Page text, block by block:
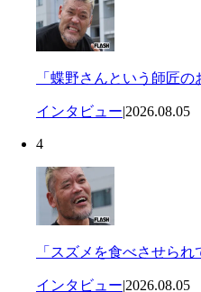
「蝶野さんという師匠
インタビュー|2026.08.05
4
「スズメを食べさせら
インタビュー|2026.08.05